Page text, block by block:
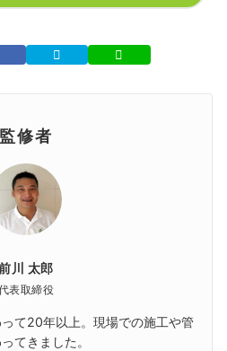
監修者
川 太郎
表取締役
て20年以上。現場での施工や管
てきました。